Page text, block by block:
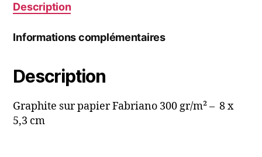
Description
Informations complémentaires
Description
Graphite sur papier Fabriano 300 gr/m² – 8 x
5,3 cm